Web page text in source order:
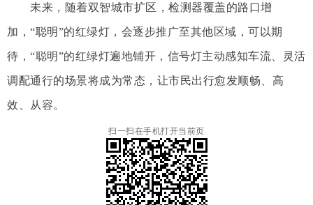
未来，随着双智城市扩区，检测器覆盖的路口增
加，“聪明”的红绿灯，会逐步推广至其他区域，可以期
待，“聪明”的红绿灯遍地铺开，信号灯主动感知车流、灵活
调配通行的场景将成为常态，让市民出行愈发顺畅、高
效、从容。
扫一扫在手机打开当前页